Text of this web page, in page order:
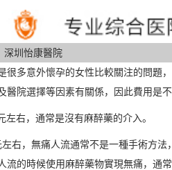
深圳怡康醫院
多意外懷孕的女性比較關注的問題
院選擇等因素有關係，因此費用是不
右，通常是沒有麻醉藥的介入。
右，無痛人流通常不是一種手術方法
的時候使用麻醉藥物實現無痛，通